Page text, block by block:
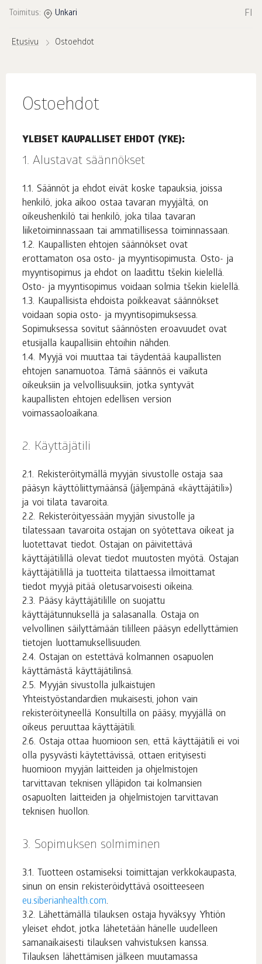
Toimitus: Unkari FI
Etusivu Ostoehdot
Ostoehdot
YLEISET KAUPALLISET EHDOT (YKE):
Alustavat säännökset
Säännöt ja ehdot eivät koske tapauksia, joissa
henkilö, joka aikoo ostaa tavaran myyjältä, on
oikeushenkilö tai henkilö, joka tilaa tavaran
liiketoiminnassaan tai ammatillisessa toiminnassaan.
Kaupallisten ehtojen säännökset ovat
erottamaton osa osto- ja myyntisopimusta. Osto- ja
myyntisopimus ja ehdot on laadittu tšekin kielellä.
Osto- ja myyntisopimus voidaan solmia tšekin kielellä.
Kaupallisista ehdoista poikkeavat säännökset
voidaan sopia osto- ja myyntisopimuksessa.
Sopimuksessa sovitut säännösten eroavuudet ovat
etusijalla kaupallisiin ehtoihin nähden.
Myyjä voi muuttaa tai täydentää kaupallisten
ehtojen sanamuotoa. Tämä säännös ei vaikuta
oikeuksiin ja velvollisuuksiin, jotka syntyvät
kaupallisten ehtojen edellisen version
voimassaoloaikana.
Käyttäjätili
Rekisteröitymällä myyjän sivustolle ostaja saa
pääsyn käyttöliittymäänsä (jäljempänä «käyttäjätili»)
ja voi tilata tavaroita.
Rekisteröityessään myyjän sivustolle ja
tilatessaan tavaroita ostajan on syötettava oikeat ja
luotettavat tiedot. Ostajan on päivitettävä
käyttäjätilillä olevat tiedot muutosten myötä. Ostajan
käyttäjätilillä ja tuotteita tilattaessa ilmoittamat
tiedot myyjä pitää oletusarvoisesti oikeina.
Pääsy käyttäjätilille on suojattu
käyttäjätunnuksellä ja salasanalla. Ostaja on
velvollinen säilyttämään tililleen pääsyn edellyttämien
tietojen luottamuksellisuuden.
Ostajan on estettävä kolmannen osapuolen
käyttämästä käyttäjätilinsä.
Myyjän sivustolla julkaistujen
Yhteistyöstandardien mukaisesti, johon vain
rekisteröityneellä Konsultilla on pääsy, myyjällä on
oikeus peruuttaa käyttäjätili.
Ostaja ottaa huomioon sen, että käyttäjätili ei voi
olla pysyvästi käytettävissä, ottaen erityisesti
huomioon myyjän laitteiden ja ohjelmistojen
tarvittavan teknisen ylläpidon tai kolmansien
osapuolten laitteiden ja ohjelmistojen tarvittavan
teknisen huollon.
Sopimuksen solmiminen
Tuotteen ostamiseksi toimittajan verkkokaupasta,
sinun on ensin rekisteröidyttävä osoitteeseen
eu.siberianhealth.com.
Lähettämällä tilauksen ostaja hyväksyy Yhtiön
yleiset ehdot, jotka lähetetään hänelle uudelleen
samanaikaisesti tilauksen vahvistuksen kanssa.
Tilauksen lähettämisen jälkeen muutamassa